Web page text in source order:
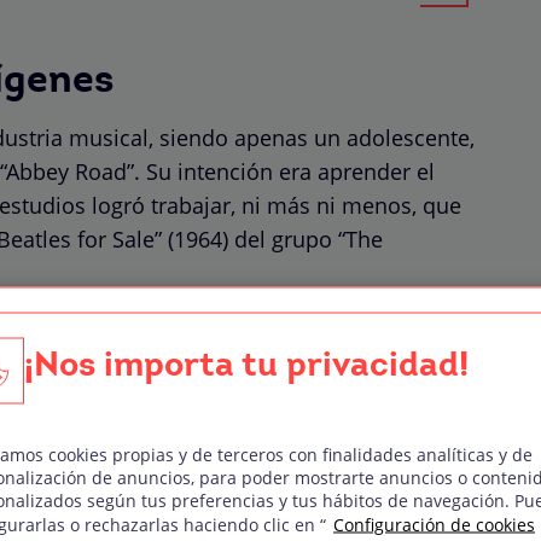
musical, siendo apenas un adolescente,
Road”. Su intención era aprender el
logró trabajar, ni más ni menos, que
for Sale” (1964) del grupo “The
Studios”, comenzando en el primer
como operador de audio y
grupo “Queen” que grababa su primer
sus habilidades técnicas trabajando
lo que el grupo de Freddie Mercury lo
¡Nos importa tu privacidad!
cookies propias y de terceros con finalidades analíticas y de
de anuncios, para poder mostrarte anuncios o
según tus preferencias y tus hábitos de navegación.
o rechazarlas haciendo clic en “ Configuración de cookies